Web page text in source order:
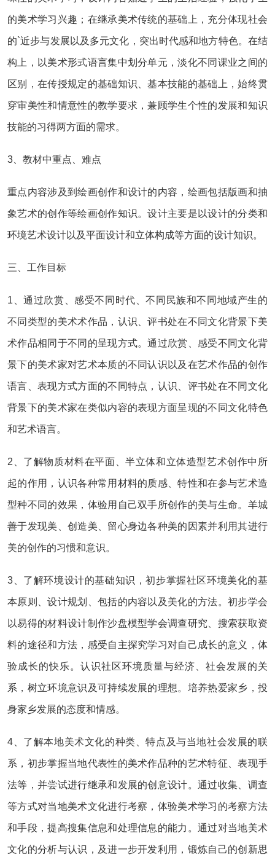
的美术学习兴趣；在继承美术传统的基础上，充分体现社会
的`近步与发展以及多元文化，突出时代感和地方特色。在结
构上，以美术形式语言集中划分单元，淡化不同课业之间的
区别，在传授规定的基础知识、基本技能的基础上，始终贯
穿审美性和情意性的教学要求，兼顾学生个性的发展和知识
技能的习得两方面的需求。
3、教材中重点、难点
重点内容涉及到绘画创作和设计的内容，绘画包括版画和抽
象艺术的创作等绘画创作知识。设计主要是以设计的分类和
环境艺术设计以及平面设计和立体构成等方面的设计知识。
三、工作目标
1、通过欣赏、感受不同时代、不同民族和不同地域产生的
不同类型的美术术作品，认识、评书处在不同文化背景下美
术作品相同于不同的呈现方式。通过欣赏、感受不同文化背
景下的美术家对艺术本质的不同认识以及在艺术作品的创作
语言、表现方式方面的不同特点，认识、评书处在不同文化
背景下的美术家在类似内容的表现方面呈现的不同文化特色
和艺术语言。
2、了解物质材料在平面、半立体和立体造型艺术创作中所
起的作用，认识各种常用材料的质感、特性和在参与艺术造
型种不同的效果，体验用自己双手所创作的美与生命。羊城
善于发现美、创造美、留心身边各种美的因素并利用其进行
美的创作的习惯和意识。
3、了解环境设计的基础知识，初步掌握社区环境美化的基
本原则、设计规划、包括的内容以及美化的方法。初步学会
以易得的材料设计制作沙盘模型学会调查研究、搜索获取资
料的途径和方法，感受自主探究学习对自己成长的意义，体
验成长的快乐。认识社区环境质量与经济、社会发展的关
系，树立环境意识及可持续发展的理想。培养热爱家乡，投
身家乡发展的态度和情感。
4、了解本地美术文化的种类、特点及与当地社会发展的联
系，初步掌握当地代表性的美术作品种的艺术特征、表现手
法等，并尝试进行继承和发展的创意设计。通过收集、调查
等方式对当地美术文化进行考察，体验美术学习的考察方法
和手段，提高搜集信息和处理信息的能力。通过对当地美术
文化的分析与认识，及进一步开发利用，锻炼自己的创新思